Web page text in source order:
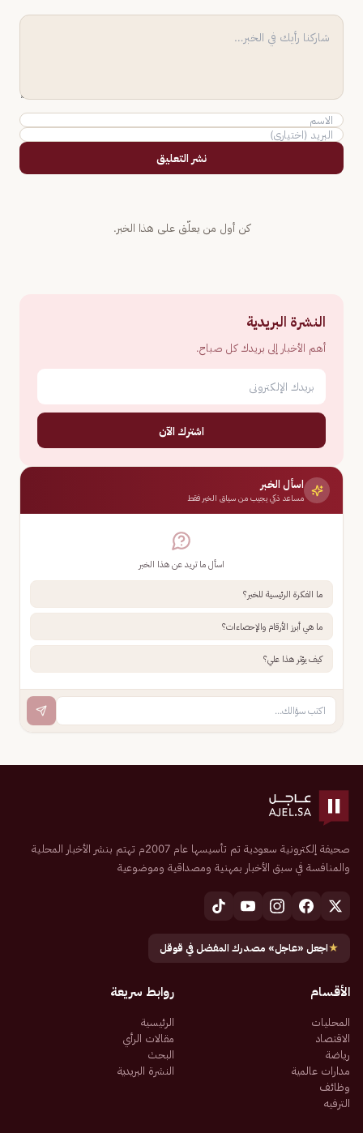
نشر التعليق
كن أول من يعلّق على هذا الخبر.
النشرة البريدية
أهم الأخبار إلى بريدك كل صباح.
اشترك الآن
اسأل الخبر
مساعد ذكي يجيب من سياق الخبر فقط
اسأل ما تريد عن هذا الخبر
ما الفكرة الرئيسية للخبر؟
ما هي أبرز الأرقام والإحصاءات؟
كيف يؤثر هذا علي؟
صحيفة إلكترونية سعودية تم تأسيسها عام 2007م تهتم بنشر الأخبار المحلية
والمنافسة في سبق الأخبار بمهنية ومصداقية وموضوعية
★اجعل «عاجل» مصدرك المفضل في قوقل
الأقسام
المحليات
الاقتصاد
رياضة
مدارات عالمية
وظائف
الترفيه
روابط سريعة
الرئيسية
مقالات الرأي
البحث
النشرة البريدية